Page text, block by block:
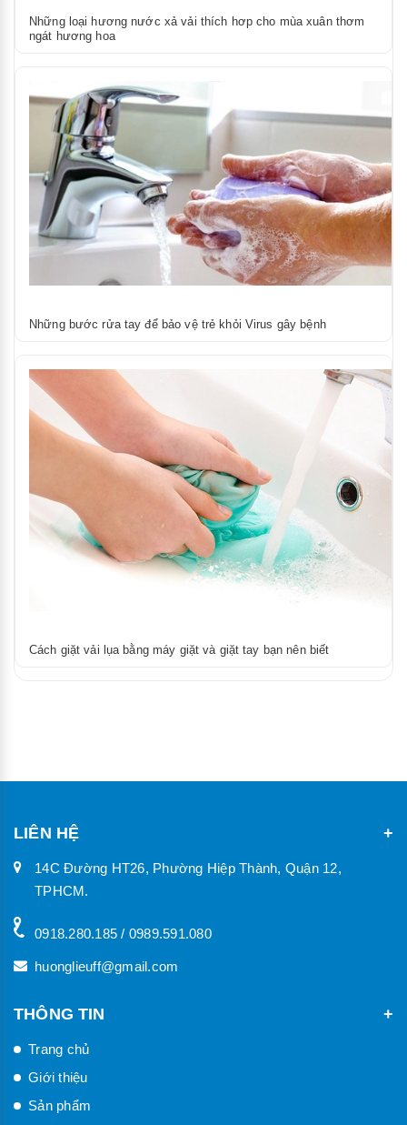
Những loại hương nước xả vải thích hơp cho mùa xuân thơm
ngát hương hoa
Những bước rửa tay để bảo vệ trẻ khỏi Virus gây bệnh
Cách giặt vải lụa bằng máy giặt và giặt tay bạn nên biết
LIÊN HỆ
14C Đường HT26, Phường Hiệp Thành, Quận 12,
TPHCM.
0918.280.185 / 0989.591.080
huonglieuff@gmail.com
THÔNG TIN
Trang chủ
Giới thiệu
Sản phẩm